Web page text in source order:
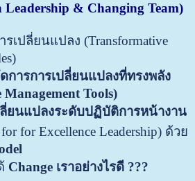
& Changing Team)
เปลี่ยนแปลง (Transformative
การการเปลี่ยนแปลงที่ทรงพลัง
Tools)
ยนแปลงระดับปฏิบัติการหน้างาน
for Excellence Leadership) ด้วย
Change เราอย่างไรดี ???